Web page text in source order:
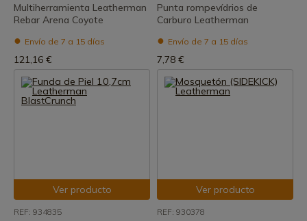
Multiherramienta Leatherman
Rebar Arena Coyote
Envío de 7 a 15 días
121,16 €
Punta rompevídrios de
Carburo Leatherman
Envío de 7 a 15 días
7,78 €
Ver producto
REF: 934835
Ver producto
REF: 930378